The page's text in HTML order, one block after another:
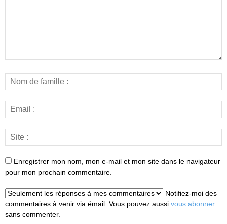
Enregistrer mon nom, mon e-mail et mon site dans le navigateur
pour mon prochain commentaire.
Notifiez-moi des
commentaires à venir via émail. Vous pouvez aussi vous abonner
sans commenter.